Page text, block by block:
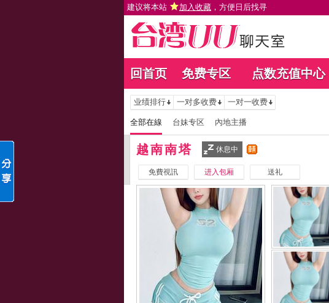
建议将本站 加入收藏 ，方便日后找寻
回首页 免费专区 点数充值中心
业绩排行 一对多收费 一对一收费
全部在線 台妹专区 內地主播
越南南塔 休息中
免費視訊 进入包厢 送礼